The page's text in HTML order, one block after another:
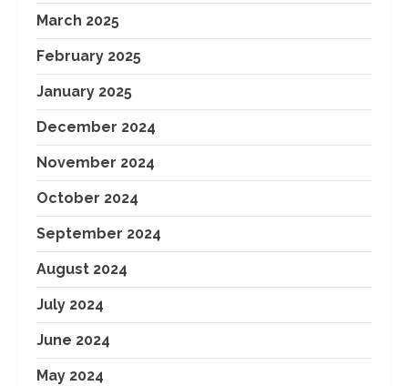
March 2025
February 2025
January 2025
December 2024
November 2024
October 2024
September 2024
August 2024
July 2024
June 2024
May 2024